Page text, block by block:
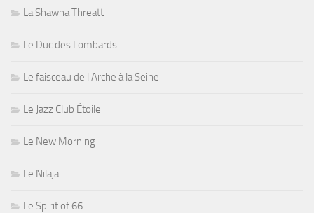
La Shawna Threatt
Le Duc des Lombards
Le faisceau de l'Arche à la Seine
Le Jazz Club Étoile
Le New Morning
Le Nilaja
Le Spirit of 66